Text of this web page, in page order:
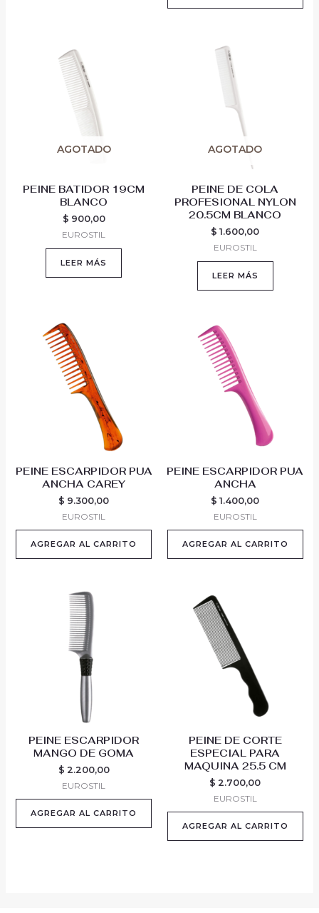
AGOTADO
PEINE BATIDOR 19CM
BLANCO
$ 900,00
EUROSTIL
LEER MÁS
AGOTADO
PEINE DE COLA
PROFESIONAL NYLON
20.5CM BLANCO
$ 1.600,00
EUROSTIL
LEER MÁS
PEINE ESCARPIDOR PUA
ANCHA CAREY
$ 9.300,00
EUROSTIL
AGREGAR AL CARRITO
PEINE ESCARPIDOR PUA
ANCHA
$ 1.400,00
EUROSTIL
AGREGAR AL CARRITO
PEINE ESCARPIDOR
MANGO DE GOMA
$ 2.200,00
EUROSTIL
AGREGAR AL CARRITO
PEINE DE CORTE
ESPECIAL PARA
MAQUINA 25.5 CM
$ 2.700,00
EUROSTIL
AGREGAR AL CARRITO